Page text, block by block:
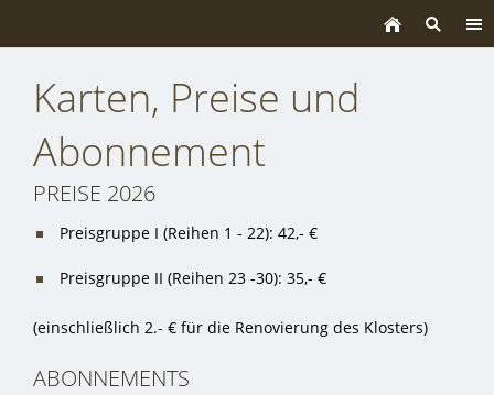
Karten, Preise und
Abonnement
PREISE 2026
Preisgruppe I (Reihen 1 - 22): 42,- €
Preisgruppe II (Reihen 23 -30): 35,- €
(einschließlich 2.- € für die Renovierung des Klosters)
ABONNEMENTS